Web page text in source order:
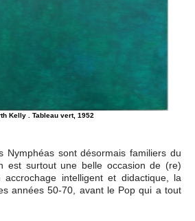
Kelly . Tableau vert, 1952
Nymphéas sont désormais familiers du
est surtout une belle occasion de (re)
intelligent et didactique, la
années 50-70, avant le Pop qui a tout